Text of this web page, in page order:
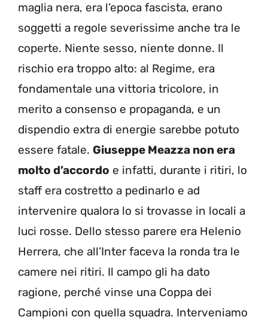
maglia nera, era l’epoca fascista, erano
soggetti a regole severissime anche tra le
coperte. Niente sesso, niente donne. Il
rischio era troppo alto: al Regime, era
fondamentale una vittoria tricolore, in
merito a consenso e propaganda, e un
dispendio extra di energie sarebbe potuto
essere fatale. Giuseppe Meazza non era
molto d’accordo e infatti, durante i ritiri, lo
staff era costretto a pedinarlo e ad
intervenire qualora lo si trovasse in locali a
luci rosse. Dello stesso parere era Helenio
Herrera, che all’Inter faceva la ronda tra le
camere nei ritiri. Il campo gli ha dato
ragione, perché vinse una Coppa dei
Campioni con quella squadra. Interveniamo